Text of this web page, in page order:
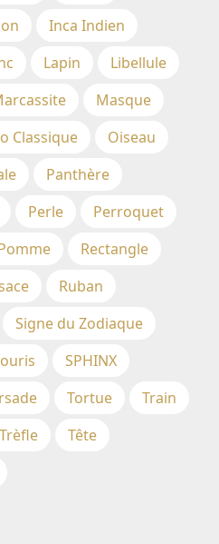
Inca Indien
Lapin
Libellule
Masque
Classique
Oiseau
Panthère
Perle
Perroquet
Rectangle
Ruban
Signe du Zodiaque
SPHINX
Tortue
Train
Trèfle
Tête